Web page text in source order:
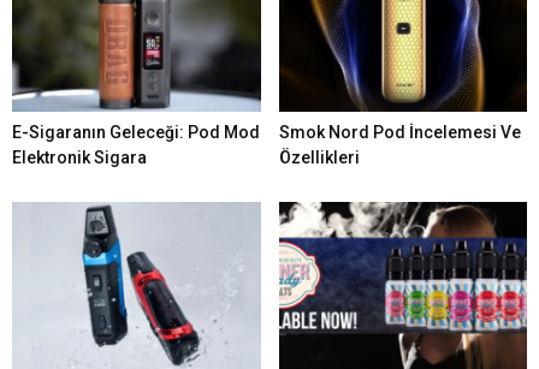
E-Sigaranın Geleceği: Pod Mod
Elektronik Sigara
Smok Nord Pod İncelemesi Ve
Özellikleri